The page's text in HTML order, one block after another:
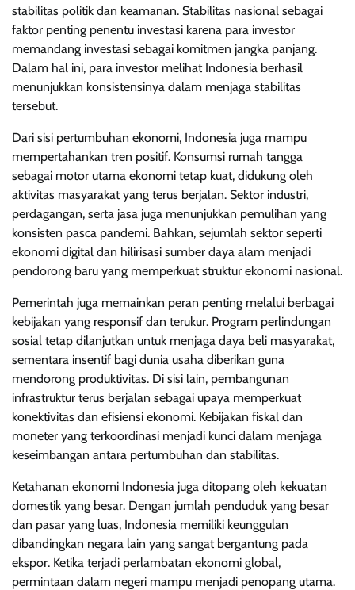
stabilitas politik dan keamanan. Stabilitas nasional sebagai
faktor penting penentu investasi karena para investor
memandang investasi sebagai komitmen jangka panjang.
Dalam hal ini, para investor melihat Indonesia berhasil
menunjukkan konsistensinya dalam menjaga stabilitas
tersebut.
Dari sisi pertumbuhan ekonomi, Indonesia juga mampu
mempertahankan tren positif. Konsumsi rumah tangga
sebagai motor utama ekonomi tetap kuat, didukung oleh
aktivitas masyarakat yang terus berjalan. Sektor industri,
perdagangan, serta jasa juga menunjukkan pemulihan yang
konsisten pasca pandemi. Bahkan, sejumlah sektor seperti
ekonomi digital dan hilirisasi sumber daya alam menjadi
pendorong baru yang memperkuat struktur ekonomi nasional.
Pemerintah juga memainkan peran penting melalui berbagai
kebijakan yang responsif dan terukur. Program perlindungan
sosial tetap dilanjutkan untuk menjaga daya beli masyarakat,
sementara insentif bagi dunia usaha diberikan guna
mendorong produktivitas. Di sisi lain, pembangunan
infrastruktur terus berjalan sebagai upaya memperkuat
konektivitas dan efisiensi ekonomi. Kebijakan fiskal dan
moneter yang terkoordinasi menjadi kunci dalam menjaga
keseimbangan antara pertumbuhan dan stabilitas.
Ketahanan ekonomi Indonesia juga ditopang oleh kekuatan
domestik yang besar. Dengan jumlah penduduk yang besar
dan pasar yang luas, Indonesia memiliki keunggulan
dibandingkan negara lain yang sangat bergantung pada
ekspor. Ketika terjadi perlambatan ekonomi global,
permintaan dalam negeri mampu menjadi penopang utama.